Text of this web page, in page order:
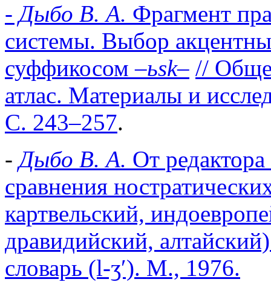
- Дыбо В. А. Фрагмент
системы. Выбор
суффикосом–ьsk– //
атлас. Материалы и
С. 243–257.
-Дыбо В. А. От
сравнения
картвельский,
дравидийский,
словарь (l-ʒʹ). М., 1976.